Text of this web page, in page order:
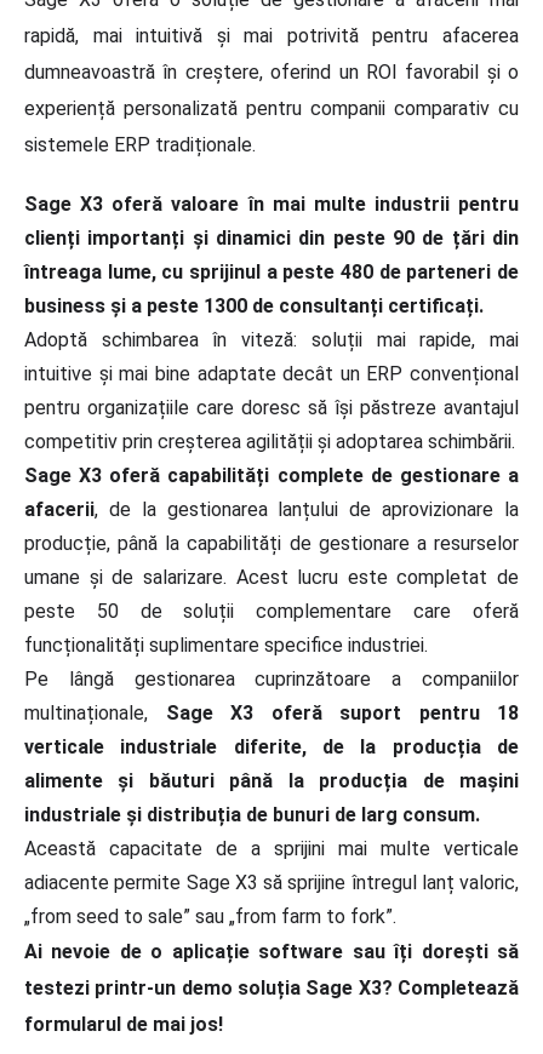
rapidă, mai intuitivă și mai potrivită pentru afacerea
dumneavoastră în creștere, oferind un ROI favorabil și o
experiență personalizată pentru companii comparativ cu
sistemele ERP tradiționale.
Sage X3 oferă valoare în mai multe industrii pentru
clienți importanți și dinamici din peste 90 de țări din
întreaga lume, cu sprijinul a peste 480 de parteneri de
business și a peste 1300 de consultanți certificați.
Adoptă schimbarea în viteză: soluții mai rapide, mai
intuitive și mai bine adaptate decât un ERP convențional
pentru organizațiile care doresc să își păstreze avantajul
competitiv prin creșterea agilității și adoptarea schimbării.
Sage X3 oferă capabilități complete de gestionare a
afacerii, de la gestionarea lanțului de aprovizionare la
producție, până la capabilități de gestionare a resurselor
umane și de salarizare. Acest lucru este completat de
peste 50 de soluții complementare care oferă
funcționalități suplimentare specifice industriei.
Pe lângă gestionarea cuprinzătoare a companiilor
multinaționale, Sage X3 oferă suport pentru 18
verticale industriale diferite, de la producția de
alimente și băuturi până la producția de mașini
industriale și distribuția de bunuri de larg consum.
Această capacitate de a sprijini mai multe verticale
adiacente permite Sage X3 să sprijine întregul lanț valoric,
„from seed to sale” sau „from farm to fork”.
Ai nevoie de o aplicație software sau îți dorești să
testezi printr-un demo soluția Sage X3? Completează
formularul de mai jos!